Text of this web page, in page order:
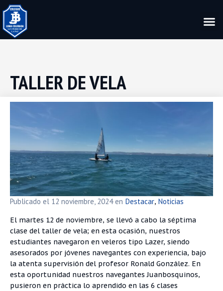
TALLER DE VELA
Publicado el 12 noviembre, 2024 en Destacar, Noticias
El martes 12 de noviembre, se llevó a cabo la séptima
clase del taller de vela; en esta ocasión, nuestros
estudiantes navegaron en veleros tipo Lazer, siendo
asesorados por jóvenes navegantes con experiencia, bajo
la atenta supervisión del profesor Ronald González. En
esta oportunidad nuestros navegantes Juanbosquinos,
pusieron en práctica lo aprendido en las 6 clases